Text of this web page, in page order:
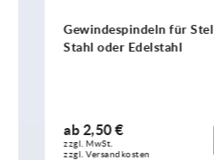
Gewindespindeln für
Stahl oder Edelstahl
ab 2,50 €
zzgl. MwSt.
zzgl. Versandkosten